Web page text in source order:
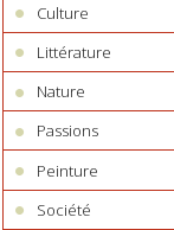
Culture
Littérature
Nature
Passions
Peinture
Société